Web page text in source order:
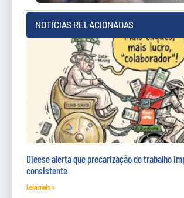
NOTÍCIAS RELACIONADAS
Dieese alerta que precarização do trabalho
consistente
Leia mais »